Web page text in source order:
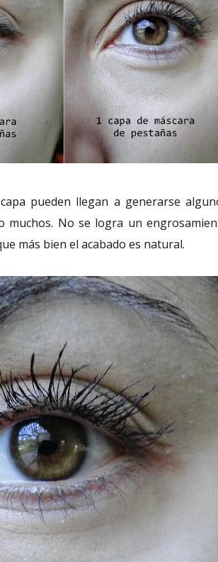
pueden llegan a generarse
muchos. No se logra un
más bien el acabado es natural.